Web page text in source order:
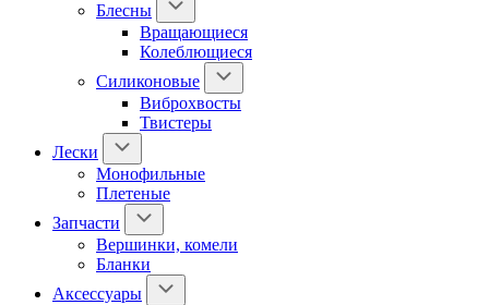
Блесны
Вращающиеся
Колеблющиеся
Силиконовые
Виброхвосты
Твистеры
Лески
Монофильные
Плетеные
Запчасти
Вершинки, комели
Бланки
Аксессуары